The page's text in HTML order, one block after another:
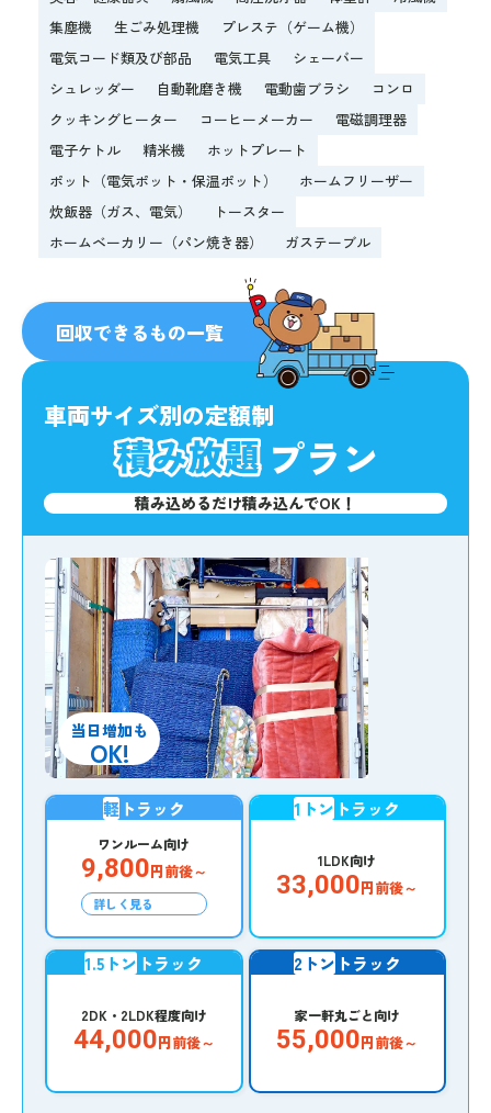
集塵機
生ごみ処理機
プレステ（ゲーム機）
電気コード類及び部品
電気工具
シェーバー
シュレッダー
自動靴磨き機 電動歯ブラシ
コンロ
クッキングヒーター
コーヒーメーカー
電磁調理器
電子ケトル
精米機
ホットプレート
ポット（電気ポット・保温ポット）
ホームフリーザー
炊飯器（ガス、電気）
トースター
ホームベーカリー（パン焼き器）
ガステーブル
回収できるもの一覧
人気
No.1
車両サイズ別の定額制
プラン
積み込めるだけ積み込んでOK！
当日増加も
OK!
軽トラック
ワンルーム向け
9,800円前後～
詳しく見る
1トン トラック
1LDK向け
33,000円前後～
1.5トン トラック
2DK・2LDK程度向け
44,000円前後～
2トン トラック
家一軒丸ごと向け
55,000円前後～